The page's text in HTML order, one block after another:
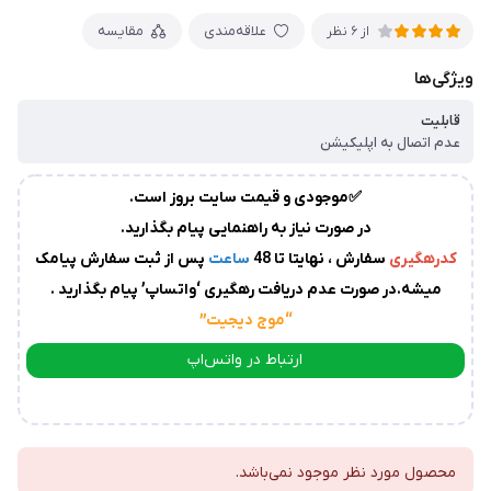
آماده
ارسال
به
پست سفارشات،بین
1
کاریمی
باشد.
عدم
کدرهگیریاز
سوی
پست،جهت
از 6 نظر علاقه‌مندی مقایسه
ویژگی‌ها
قابلیت
عدم اتصال به اپلیکیشن
✅موجودی و قیمت سایت بروز است.
در صورت نیاز به راهنمایی پیام بگذارید.
کدرهگیری سفارش ، نهایتا تا 48 ساعت پس از ثبت سفارش پیامک
میشه.در صورت عدم دریافت رهگیری ‘واتساپ’ پیام بگذارید .
“موج دیجیت”
ارتباط در واتس‌اپ
محصول مورد نظر موجود نمی‌باشد.